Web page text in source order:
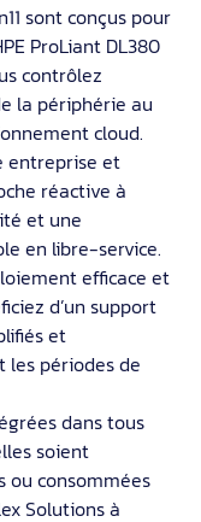
sont conçus pour
ProLiant DL380
contrôlez
la périphérie au
cloud.
entreprise et
réactive à
et une
en libre-service.
efficace et
d’un support
et
les périodes de
dans tous
soient
ou consommées
Solutions à